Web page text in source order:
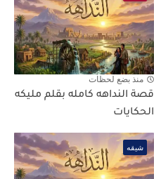
منذ بضع لحظات
قصة النداهه كامله بقلم مليكه
الحكايات
شيقه